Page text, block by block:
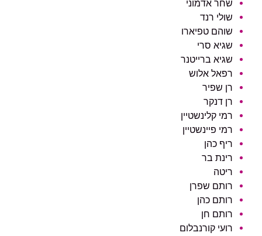
שחר אדמוני
שולי רנד
שוהם טפיארו
שגיא סרי
שגיא ברייטנר
רפאל אלוש
רן שפיר
רן דנקר
רמי קלינשטיין
רמי פיינשטיין
ריף כהן
רינת בר
ריטה
רותם שפרן
רותם כהן
רותם חן
רועי קורנבלום